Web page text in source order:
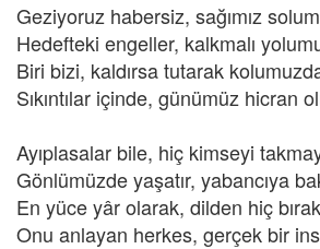
Geziyoruz habersiz, sağımız
Hedefteki engeller, kalkmalı
Biri bizi, kaldırsa tutarak
Sıkıntılar içinde, günümüz hicran
Ayıplasalar bile, hiç kimseyi
Gönlümüzde yaşatır, yabancıya
En yüce yâr olarak, dilden hiç
Onu anlayan herkes, gerçek bir